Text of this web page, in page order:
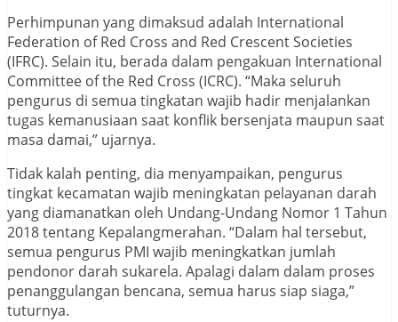
Perhimpunan yang dimaksud adalah International
Federation of Red Cross and Red Crescent Societies
(IFRC). Selain itu, berada dalam pengakuan International
Committee of the Red Cross (ICRC). “Maka seluruh
pengurus di semua tingkatan wajib hadir menjalankan
tugas kemanusiaan saat konflik bersenjata maupun saat
masa damai,” ujarnya.
Tidak kalah penting, dia menyampaikan, pengurus
tingkat kecamatan wajib meningkatan pelayanan darah
yang diamanatkan oleh Undang-Undang Nomor 1 Tahun
2018 tentang Kepalangmerahan. “Dalam hal tersebut,
semua pengurus PMI wajib meningkatkan jumlah
pendonor darah sukarela. Apalagi dalam dalam proses
penanggulangan bencana, semua harus siap siaga,”
tuturnya.